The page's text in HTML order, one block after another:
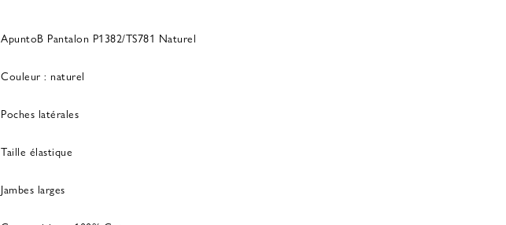
ApuntoB Pantalon P1382/TS781 Naturel
Couleur : naturel
Poches latérales
Taille élastique
Jambes larges